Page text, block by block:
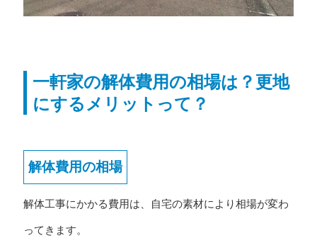
一軒家の解体費用の相場は？更地
にするメリットって？
解体費用の相場
解体工事にかかる費用は、自宅の素材により相場が変わ
ってきます。